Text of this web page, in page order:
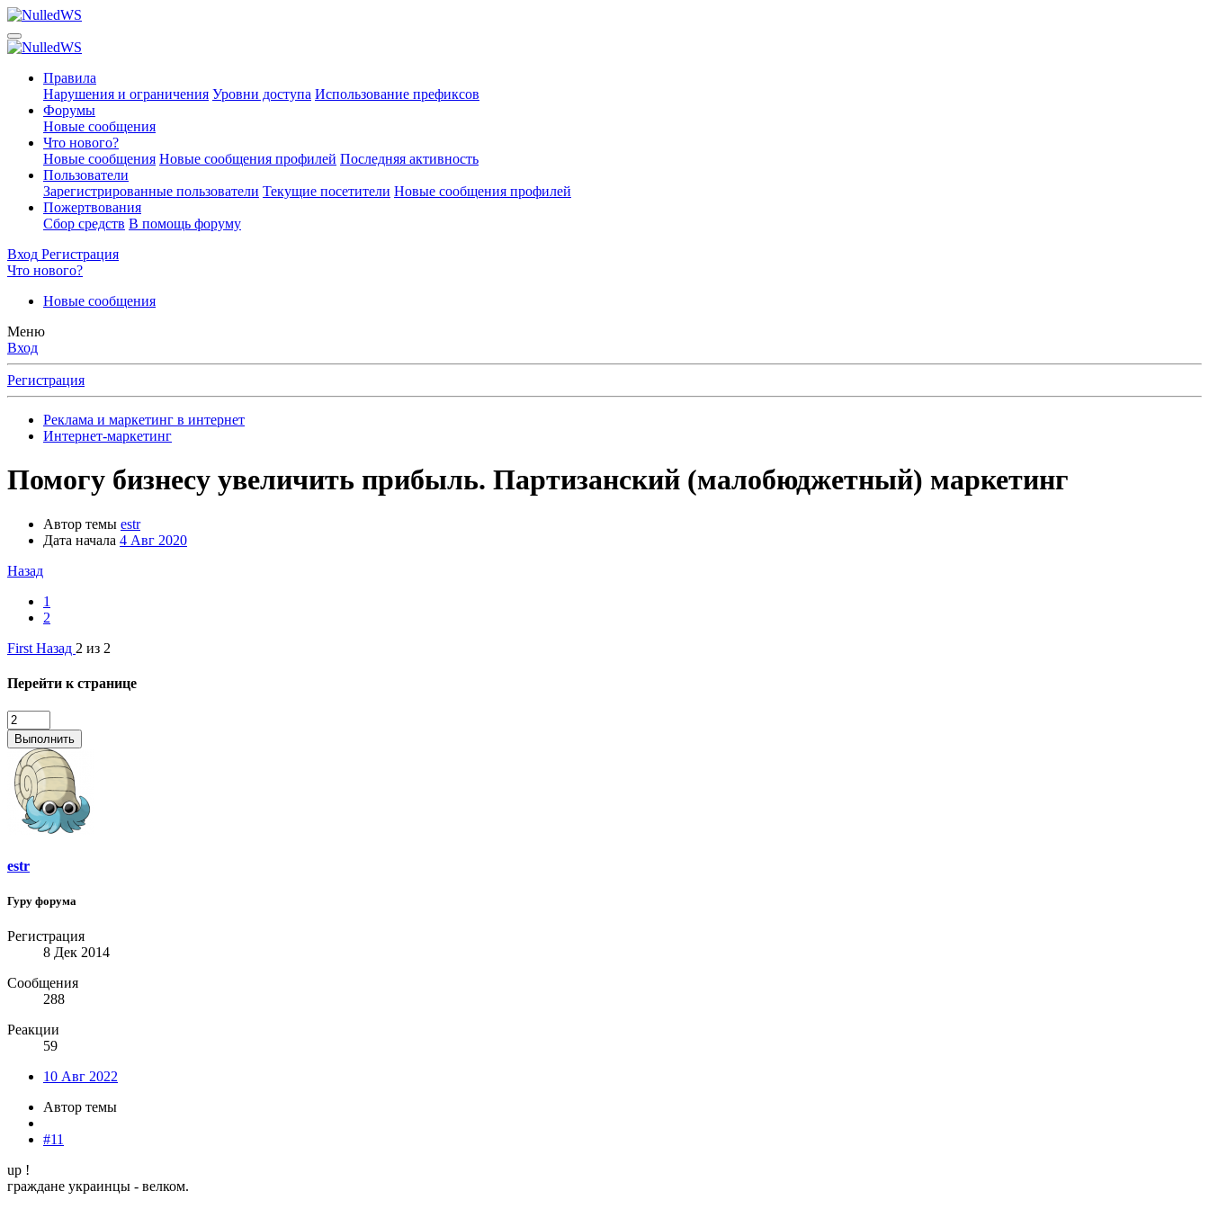
Правила
Нарушения и ограничения Уровни доступа Использование префиксов
Форумы
Новые сообщения
Что нового?
Новые сообщения Новые сообщения профилей Последняя активность
Пользователи
Зарегистрированные пользователи Текущие посетители Новые сообщения профилей
Пожертвования
Сбор средств В помощь форуму
Вход Регистрация
Что нового?
Новые сообщения
Меню
Вход
Регистрация
Реклама и маркетинг в интернет
Интернет-маркетинг
Помогу бизнесу увеличить прибыль. Партизанский (малобюджетный) маркетинг
Автор темы estr
Дата начала 4 Авг 2020
Назад
1
2
First Назад 2 из 2
Перейти к странице
Выполнить
estr
Гуру форума
Регистрация
8 Дек 2014
Сообщения
288
Реакции
59
10 Авг 2022
Автор темы
#11
up !
граждане украинцы - велком.